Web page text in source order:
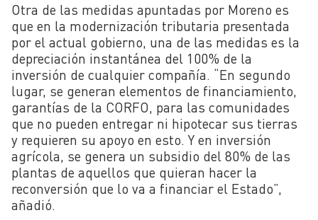
Otra de las medidas apuntadas por Moreno es
que en la modernización tributaria presentada
por el actual gobierno, una de las medidas es la
depreciación instantánea del 100% de la
inversión de cualquier compañía. “En segundo
lugar, se generan elementos de financiamiento,
garantías de la CORFO, para las comunidades
que no pueden entregar ni hipotecar sus tierras
y requieren su apoyo en esto. Y en inversión
agrícola, se genera un subsidio del 80% de las
plantas de aquellos que quieran hacer la
reconversión que lo va a financiar el Estado”,
añadió.